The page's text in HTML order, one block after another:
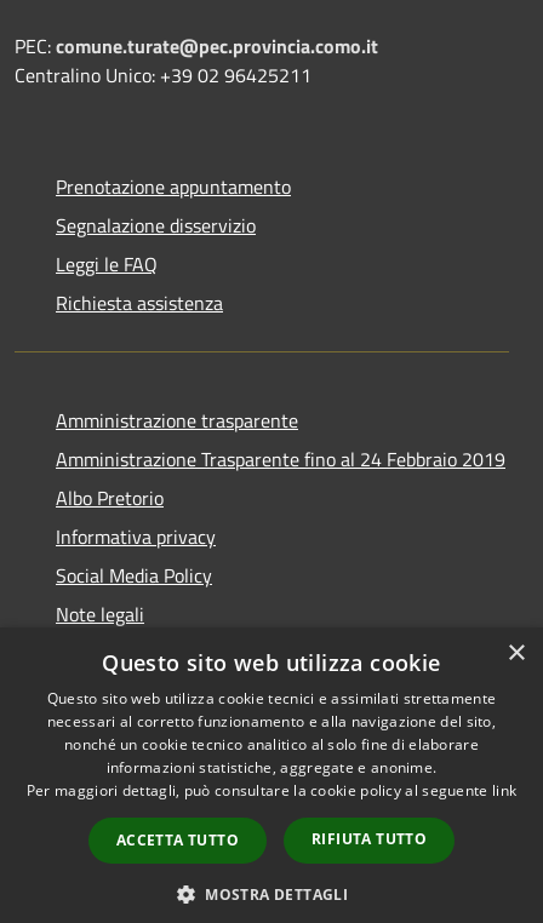
PEC:comune.turate@pec.provincia.como.it
Centralino Unico: +39 02 96425211
Prenotazione appuntamento
Segnalazione disservizio
Leggi le FAQ
Richiesta assistenza
Amministrazione trasparente
Amministrazione Trasparente fino al 24 Febbraio 2019
Albo Pretorio
Informativa privacy
Social Media Policy
Note legali
Dichiarazione di accessibilità
Accessibilità
Copyright © 2026 • Comune di
Turate • Powered by
Municipium•
Accesso
redazione
×
Questo sito web utilizza cookie
Questo sito web utilizza cookie tecnici e assimilati strettamente
necessari al corretto funzionamento e alla navigazione del sito,
nonché un cookie tecnico analitico al solo fine di elaborare
informazioni statistiche, aggregate e anonime.
Per maggiori dettagli, può consultare la cookie policy al seguente link
ACCETTA TUTTO RIFIUTA TUTTO
MOSTRA DETTAGLI